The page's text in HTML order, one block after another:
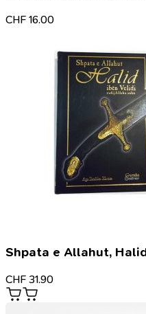
CHF 16.00
Shpata e Allahut,
CHF 31.90